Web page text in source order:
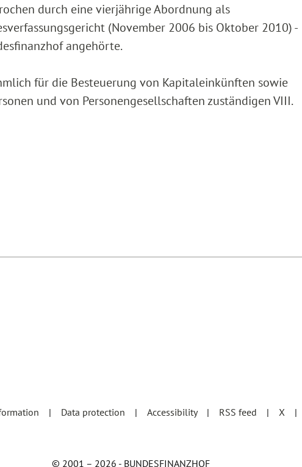
durch eine vierjährige Abordnung als
(November 2006 bis Oktober 2010) -
angehörte.
für die Besteuerung von Kapitaleinkünften sowie
und von Personengesellschaften zuständigen VIII.
Data protection Accessibility RSS feed X
© 2001 – 2026 - BUNDESFINANZHOF